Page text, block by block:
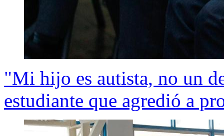
"Mi hijo es autista, no un
estudiante que agredió a